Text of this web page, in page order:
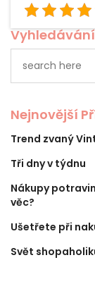
Vyhledávání
Nejnovější
Trend zvaný
Tři dny v týdnu
Nákupy
věc?
Ušetřete při
Svět